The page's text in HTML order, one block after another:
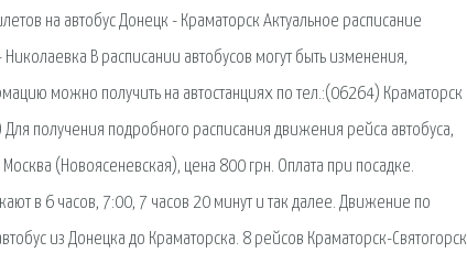
на автобус Донецк - Краматорск Актуальное расписание
В расписании автобусов могут быть изменения,
можно получить на автостанциях по тел.:(06264) Краматорск
получения подробного расписания движения рейса автобуса,
(Новоясеневская), цена 800 грн. Оплата при посадке.
в 6 часов, 7:00, 7 часов 20 минут и так далее. Движение по
из Донецка до Краматорска. 8 рейсов Краматорск-Святогорск